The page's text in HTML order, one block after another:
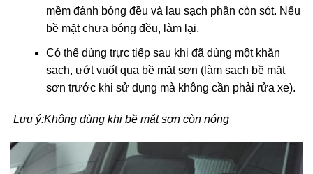
mềm đánh bóng đều và lau sạch phần còn sót. Nếu
bề mặt chưa bóng đều, làm lại.
Có thể dùng trực tiếp sau khi đã dùng một khăn
sạch, ướt vuốt qua bề mặt sơn (làm sạch bề mặt
sơn trước khi sử dụng mà không cần phải rửa xe).
Lưu ý:Không dùng khi bề mặt sơn còn nóng